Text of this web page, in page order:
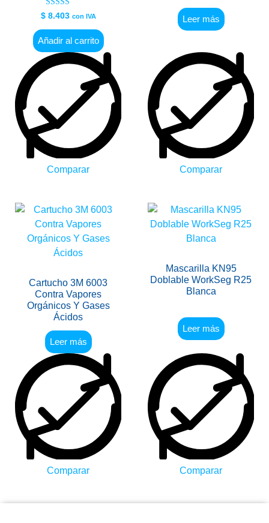
Valorado en
de 5
$8.403 con IVA
Añadir al carrito
Comparar
Leer más
Comparar
Cartucho 3M 6003
Contra Vapores
Orgánicos Y Gases
Ácidos
Leer más
Comparar
Mascarilla KN95
Doblable WorkSeg R25
Blanca
Leer más
Comparar